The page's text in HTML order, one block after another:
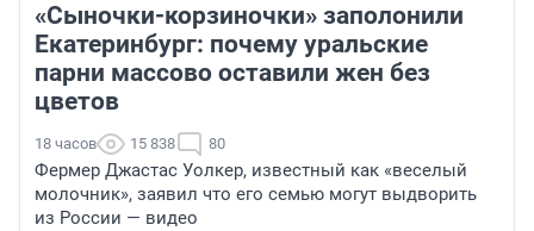
«Сыночки-корзиночки» заполонили
Екатеринбург: почему уральские
парни массово оставили жен без
цветов
18 часов 15 838 80
Фермер Джастас Уолкер, известный как «веселый
молочник», заявил что его семью могут выдворить
из России — видео